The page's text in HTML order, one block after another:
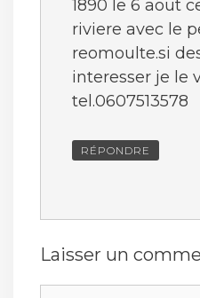
1890 le 6 aout
riviere avec le
reomoulte.si
interesser je le
tel.0607513578
RÉPONDRE
Laisser un